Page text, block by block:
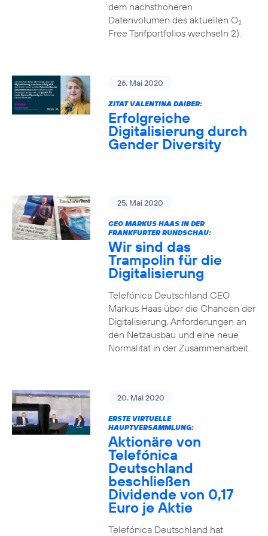
dem nächsthöheren
Datenvolumen des aktuellen O2
Free Tarifportfolios wechseln 2).
26. Mai 2020
ZITAT VALENTINA DAIBER:
Erfolgreiche
Digitalisierung durch
Gender Diversity
25. Mai 2020
CEO MARKUS HAAS IN DER
FRANKFURTER RUNDSCHAU:
Wir sind das
Trampolin für die
Digitalisierung
Telefónica Deutschland CEO
Markus Haas über die Chancen der
Digitalisierung, Anforderungen an
den Netzausbau und eine neue
Normalität in der Zusammenarbeit.
20. Mai 2020
ERSTE VIRTUELLE
HAUPTVERSAMMLUNG:
Aktionäre von
Telefónica
Deutschland
beschließen
Dividende von 0,17
Euro je Aktie
Telefónica Deutschland hat